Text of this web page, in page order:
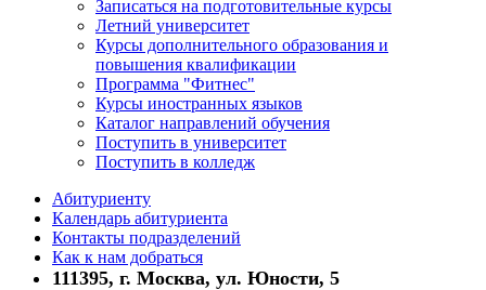
Записаться на подготовительные курсы
Летний университет
Курсы дополнительного образования и
повышения квалификации
Программа "Фитнес"
Курсы иностранных языков
Каталог направлений обучения
Поступить в университет
Поступить в колледж
Абитуриенту
Календарь абитуриента
Контакты подразделений
Как к нам добраться
111395, г. Москва, ул. Юности, 5